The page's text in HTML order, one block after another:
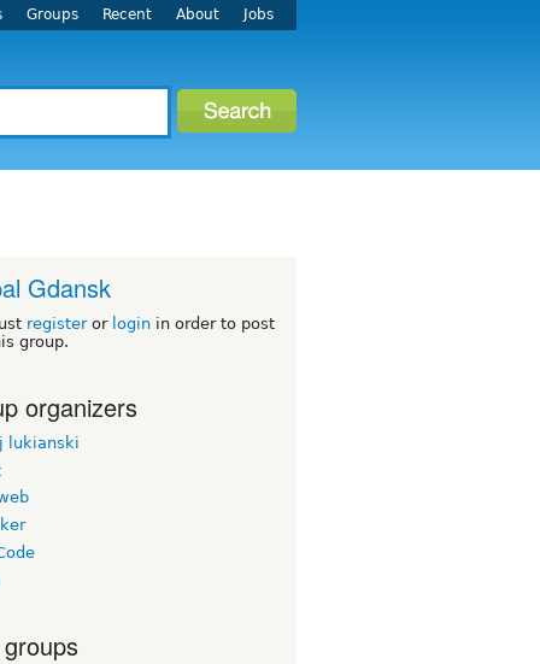
Groups Recent About Jobs
Gdansk
registeror login in order to post
group.
organizers
lukianski